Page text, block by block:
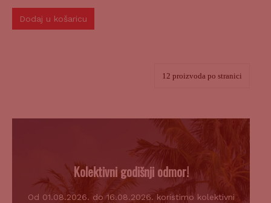
Dodaj u košaricu
Kolektivni godišnji odmor!
Od 01.08.2026. do 16.08.2026. koristimo kolektivni